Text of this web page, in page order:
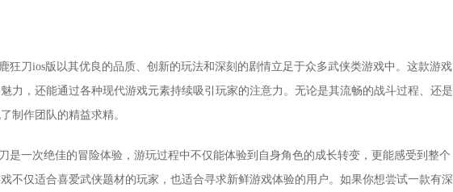
狂刀ios版以其优良的品质、创新的玩法和深刻的剧情立足于众多武侠类游戏中。这款游戏
力，还能通过各种现代游戏元素持续吸引玩家的注意力。无论是其流畅的战斗过程、还是
制作团队的精益求精。
是一次绝佳的冒险体验，游玩过程中不仅能体验到自身角色的成长转变，更能感受到整个
不仅适合喜爱武侠题材的玩家，也适合寻求新鲜游戏体验的用户。如果你想尝试一款有深